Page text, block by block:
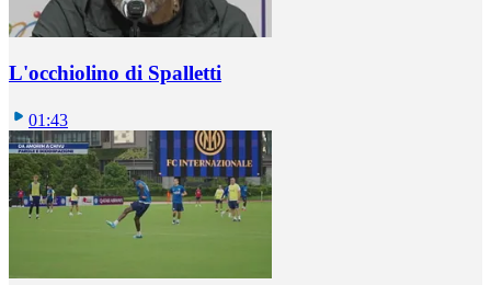
L'occhiolino di Spalletti
01:43